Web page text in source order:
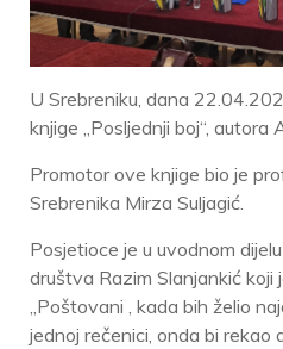
U Srebreniku, dana
knjige „Posljednji boj“, autora
Promotor ove knjige bio je
Srebrenika Mirza Suljagić.
Posjetioce je u uvodnom
društva Razim Slanjankić koji
„Poštovani , kada bih želio
jednoj rečenici, onda bi rekao